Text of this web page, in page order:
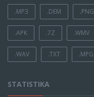
.MP3 .DEM .PNG
.APK .7Z .WMV
.WAV .TXT .MPG
STATISTIKA